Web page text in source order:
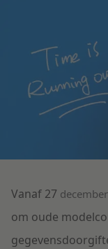
Dichtbij de
Lees meer
Vanaf 27
om oude